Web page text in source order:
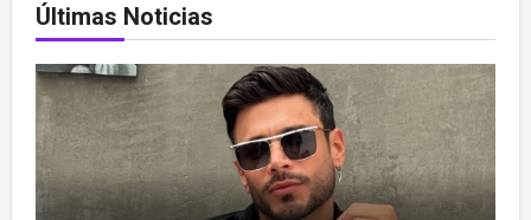
Últimas Noticias